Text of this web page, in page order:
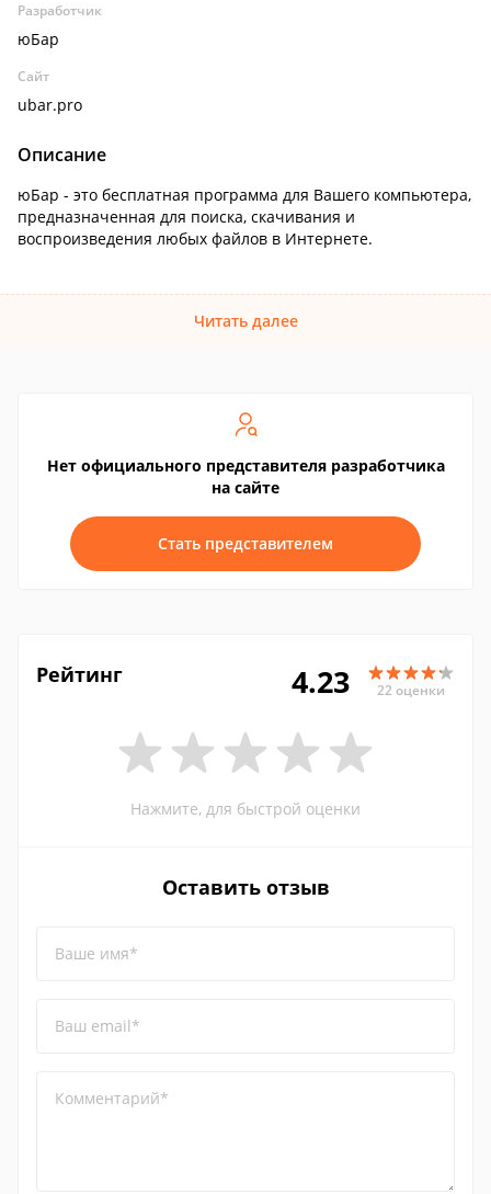
Разработчик
юБар
Сайт
ubar.pro
Описание
юБар - это бесплатная программа для Вашего компьютера,
предназначенная для поиска, скачивания и
воспроизведения любых файлов в Интернете.
Читать далее
Нет официального представителя разработчика
на сайте
Стать представителем
Рейтинг 4.23 22 оценки
Нажмите, для быстрой оценки
Оставить отзыв
Ваше имя*
Ваш email*
Комментарий*